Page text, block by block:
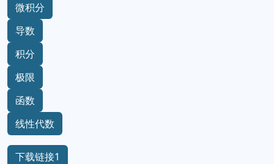
微积分
导数
积分
极限
函数
线性代数
下载链接1